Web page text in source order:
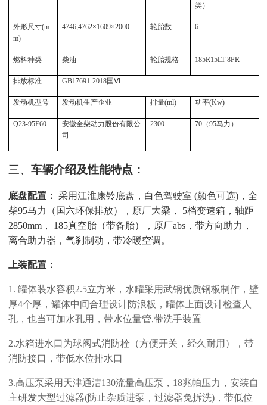
类）
外形尺寸(m
m)
4746,4762×1609×2000 轮胎数 6
燃料种类 柴油 轮胎规格 185R15LT 8PR
排放标准 GB17691-2018国Ⅵ
发动机型号 发动机生产企业 排量(ml) 功率(Kw)
Q23-95E60
安徽全柴动力股份有限公
司
2300 70（95马力）
三、 车辆介绍及性能特点：
底盘配置： 采用江淮康铃底盘，白色驾驶室 (颜色可选)，全
柴95马力（国六环保排放），原厂大梁， 5档变速箱，轴距
2850mm， 185真空胎（带备胎），原厂abs，带方向助力，
离合助力器，气刹制动，带冷暖空调。
上装配置：
1. 罐体装水容积2.5立方米，水罐采用武钢优质钢板制作，壁
厚4个厚，罐体中间合理设计防浪板，罐体上面设计检查人
孔，也当可加水孔用，带水位量管,带洗手装置
2.水箱进水口为球阀式消防栓（方便开关，经久耐用），带
消防接口，带低水位排水口
3.高压泵采用天津通洁130流量高压泵，18兆帕压力，安装自
主研发大型过滤器(防止杂质进泵，过滤器免拆洗)，带低位